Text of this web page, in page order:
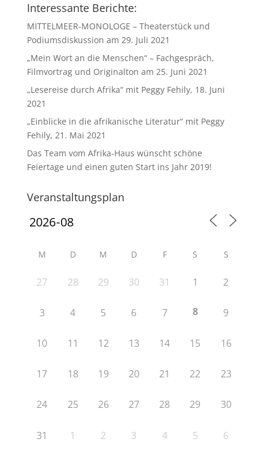
Interessante Berichte:
MITTELMEER-MONOLOGE – Theaterstück und
Podiumsdiskussion am 29. Juli 2021
„Mein Wort an die Menschen“ – Fachgespräch,
Filmvortrag und Originalton am 25. Juni 2021
„Lesereise durch Afrika“ mit Peggy Fehily, 18. Juni
2021
„Einblicke in die afrikanische Literatur“ mit Peggy
Fehily, 21. Mai 2021
Das Team vom Afrika-Haus wünscht schöne
Feiertage und einen guten Start ins Jahr 2019!
Veranstaltungsplan
M D M D F S S
27 28 29 30 31 1 2
3 4 5 6 7 8 9
10 11 12 13 14 15 16
17 18 19 20 21 22 23
24 25 26 27 28 29 30
31 1 2 3 4 5 6